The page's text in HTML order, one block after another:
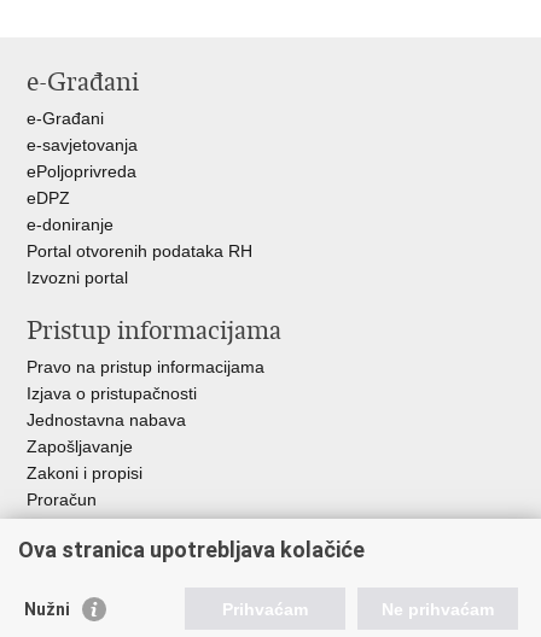
e-Građani
e-Građani
e-savjetovanja
ePoljoprivreda
eDPZ
e-doniranje
Portal otvorenih podataka RH
Izvozni portal
Pristup informacijama
Pravo na pristup informacijama
Izjava o pristupačnosti
Jednostavna nabava
Zapošljavanje
Zakoni i propisi
Proračun
RH
Važne poveznice
Ova stranica upotrebljava kolačiće
Nužni Prihvaćam Ne prihvaćam